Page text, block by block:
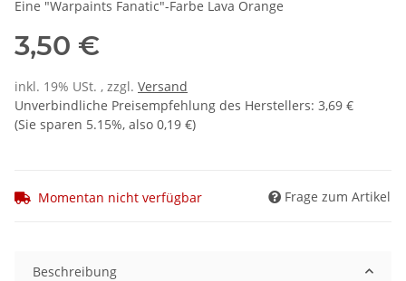
Eine "Warpaints Fanatic"-Farbe Lava Orange
3,50 €
inkl. 19% USt. , zzgl. Versand
Unverbindliche Preisempfehlung des Herstellers: 3,69 €
(Sie sparen 5.15%, also 0,19 €)
Momentan nicht verfügbar Frage zum Artikel
Beschreibung